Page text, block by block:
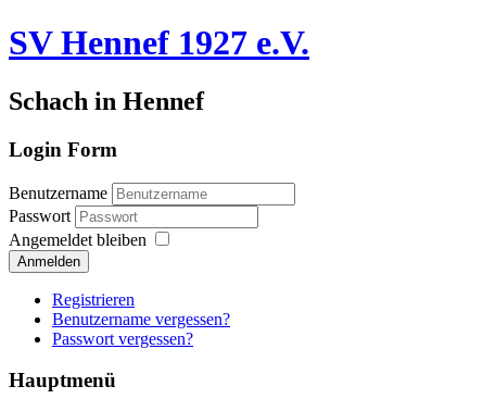
SV Hennef 1927 e.V.
Schach in Hennef
Login Form
Benutzername
Passwort
Angemeldet bleiben
Anmelden
Registrieren
Benutzername vergessen?
Passwort vergessen?
Hauptmenü